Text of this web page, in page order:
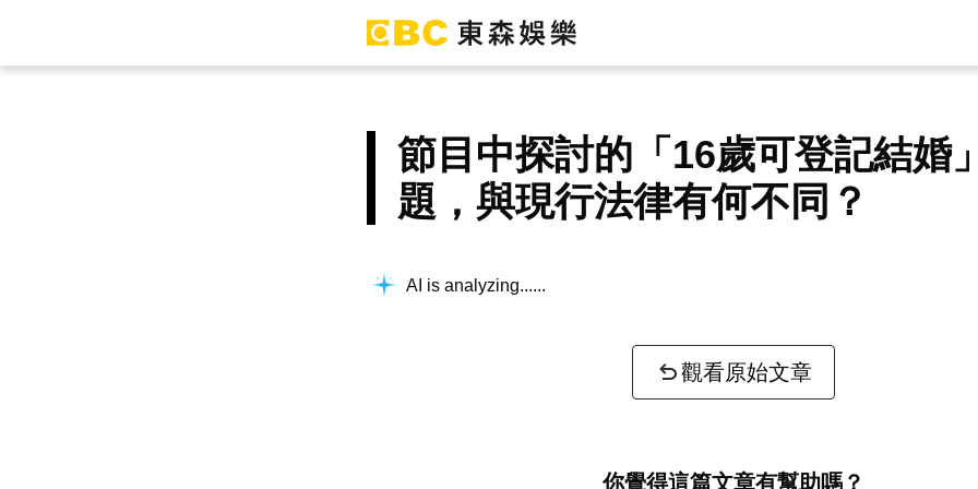
節目中探討的「16歲可登記結婚
題，與現行法律有何不同？
AI is analyzing...
觀看原始文章
你覺得這篇文章有幫助嗎？